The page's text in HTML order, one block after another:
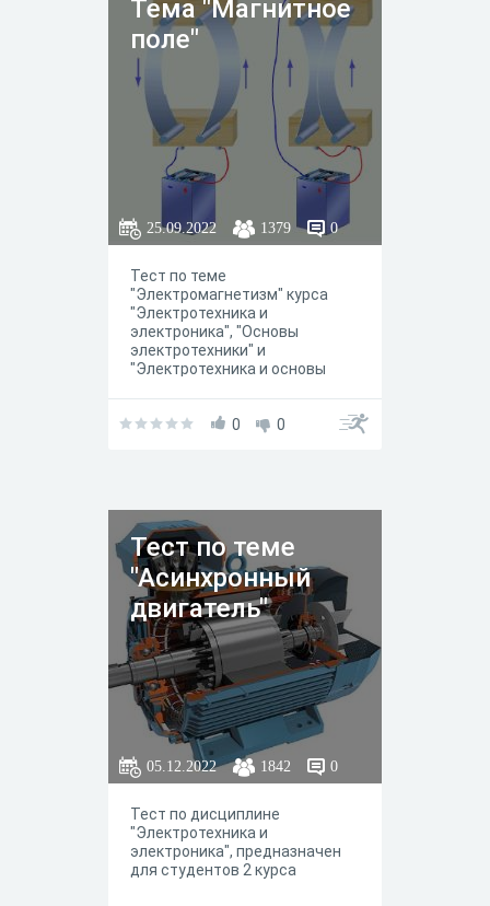
Тема "Магнитное
поле"
25.09.2022 1379 0
Тест по теме
"Электромагнетизм" курса
"Электротехника и
электроника", "Основы
электротехники" и
"Электротехника и основы
0
0
Тест по теме
"Асинхронный
двигатель"
05.12.2022 1842 0
Тест по дисциплине
"Электротехника и
электроника", предназначен
для студентов 2 курса